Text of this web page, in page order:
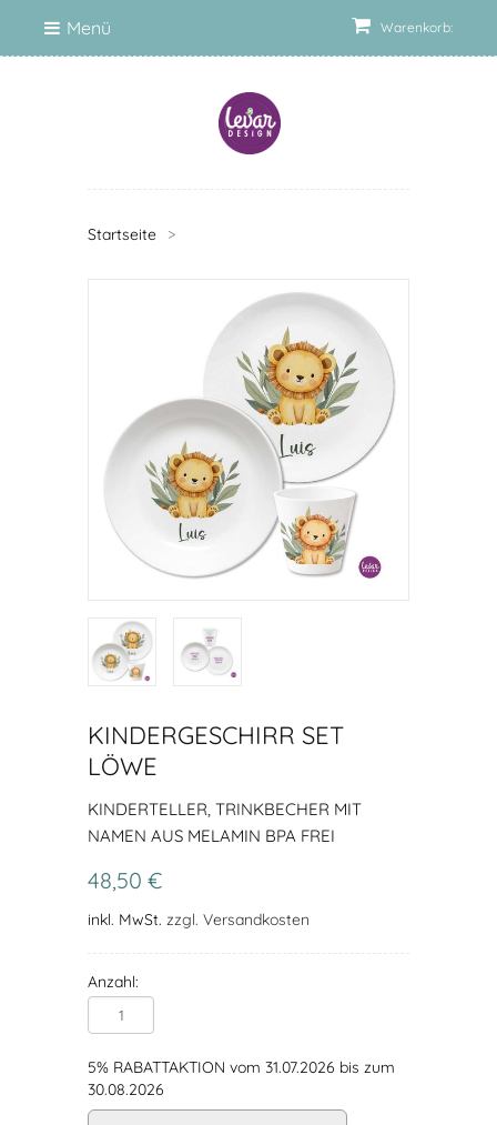
Warenkorb:
Menü
Startseite >
KINDERGESCHIRR SET
LÖWE
KINDERTELLER, TRINKBECHER MIT
NAMEN AUS MELAMIN BPA FREI
48,50 €
inkl. MwSt. zzgl. Versandkosten
Anzahl:
5% RABATTAKTION vom 31.07.2026 bis zum
30.08.2026